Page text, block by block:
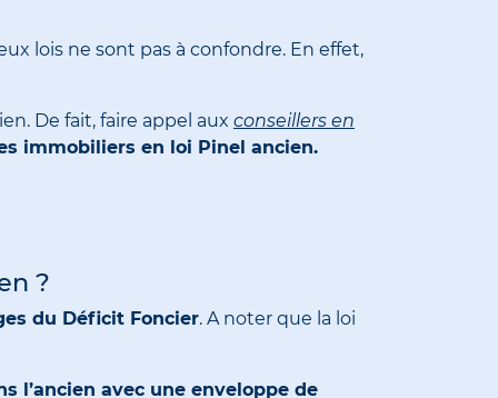
lois ne sont pas à confondre. En effet,
De fait, faire appel aux conseillers en
immobiliers en loi Pinel ancien.
?
du Déficit Foncier. A noter que la loi
l’ancien avec une enveloppe de